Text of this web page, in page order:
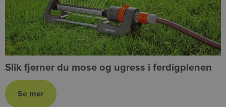
Slik fjerner du mose og ugress i ferdigplenen